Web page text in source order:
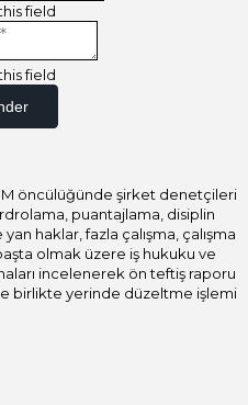
field
field
öncülüğünde şirket denetçileri
puantajlama, disiplin
haklar, fazla çalışma, çalışma
olmak üzere iş hukuku ve
incelenerek ön teftiş raporu
birlikte yerinde düzeltme işlemi